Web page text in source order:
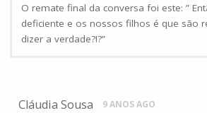
O remate final da conversa foi este: ”
deficiente e os nossos filhos é que são
dizer a verdade?!?”
Cláudia Sousa 9 ANOS AGO